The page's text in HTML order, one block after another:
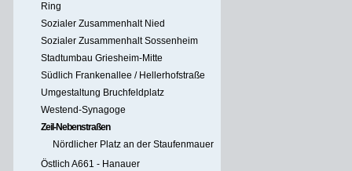
Ring
Sozialer Zusammenhalt Nied
Sozialer Zusammenhalt Sossenheim
Stadtumbau Griesheim-Mitte
Südlich Frankenallee / Hellerhofstraße
Umgestaltung Bruchfeldplatz
Westend-Synagoge
Zeil-Nebenstraßen
Nördlicher Platz an der Staufenmauer
Östlich A661 - Hanauer